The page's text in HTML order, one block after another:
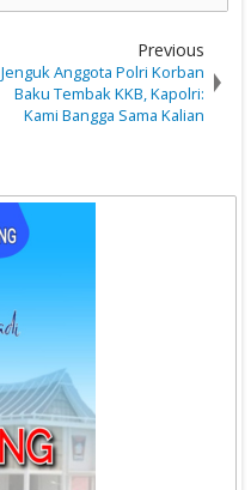
Previous
Jenguk Anggota Polri Korban
Baku Tembak KKB, Kapolri:
Kami Bangga Sama Kalian